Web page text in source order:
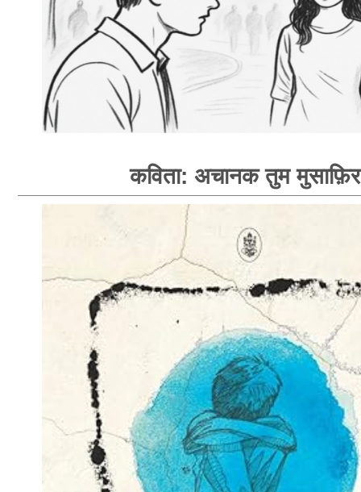
कविता: अचानक तुम मुसाफ़िर